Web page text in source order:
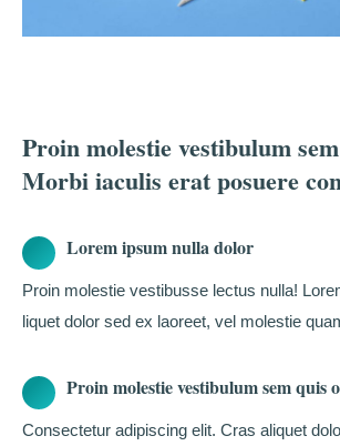
Proin molestie vestibulum
Morbi iaculis erat posuere
Lorem ipsum nulla dolor
Proin molestie vestibusse lectus nulla!
liquet dolor sed ex laoreet, vel molestie
Proin molestie vestibulum sem quis
Consectetur adipiscing elit. Cras aliquet